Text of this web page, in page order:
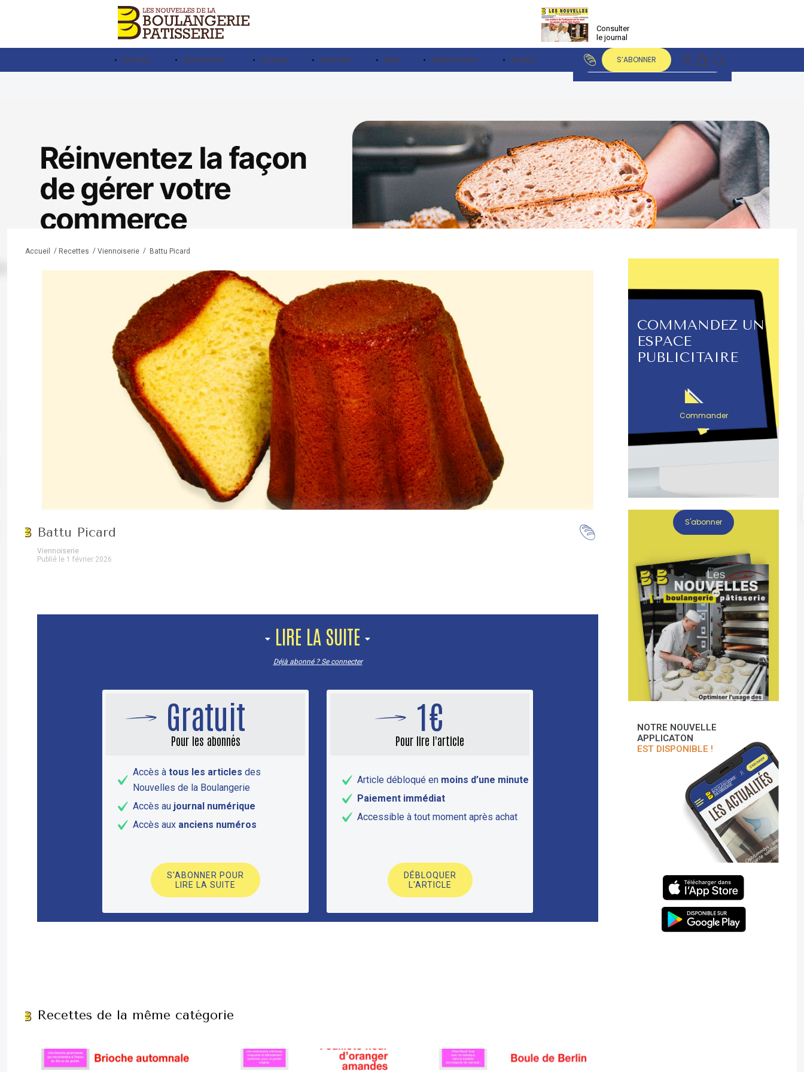
Consulter
le journal
Actualités Rencontre avec… Juridique Savoir-faire Santé Petites annonces Boutique S’ABONNER
Accueil / Recettes / Viennoiserie / Battu Picard
Battu Picard
Viennoiserie
Publié le 1 février 2026
LIRE LA SUITE
Déjà abonné ? Se connecter
Gratuit
Pour les abonnés
Accès à tous les articles des
Nouvelles de la Boulangerie
Accès au journal numérique
Accès aux anciens numéros
S'ABONNER POUR
LIRE LA SUITE
1€
Pour lire l'article
Article débloqué en moins d’une minute
Paiement immédiat
Accessible à tout moment après achat
DÉBLOQUER
L'ARTICLE
COMMANDEZ UN
ESPACE
PUBLICITAIRE
Commander
S'abonner
NOTRE NOUVELLE
APPLICATON
EST DISPONIBLE !
Recettes de la même catégorie